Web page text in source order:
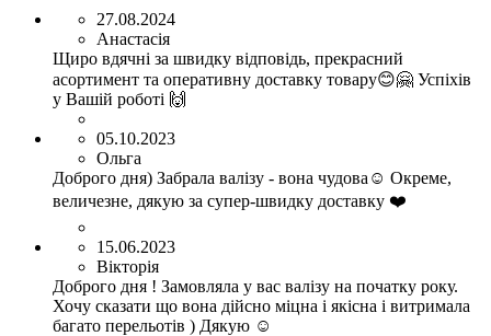
27.08.2024
Анастасія
Щиро вдячні за швидку відповідь, прекрасний
асортимент та оперативну доставку товару😊🤗 Успіхів
у Вашій роботі 🙌
05.10.2023
Ольга
Доброго дня) Забрала валізу - вона чудова☺️ Окреме,
величезне, дякую за супер-швидку доставку ❤️
15.06.2023
Вікторія
Доброго дня ! Замовляла у вас валізу на початку року.
Хочу сказати що вона дійсно міцна і якісна і витримала
багато перельотів ) Дякую ☺️